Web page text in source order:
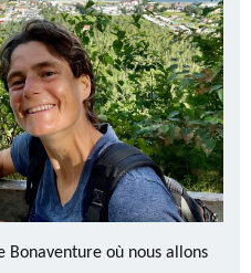
Bonaventure où nous allons